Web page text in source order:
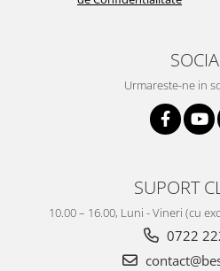
Urmareste-ne in
SUPORT
10.00 – 16.00, Luni - Vineri (cu
0722